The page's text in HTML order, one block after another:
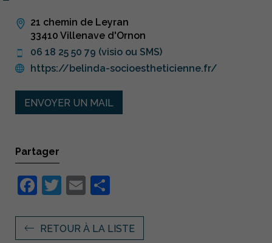
21 chemin de Leyran
33410 Villenave d'Ornon
06 18 25 50 79 (visio ou SMS)
https://belinda-socioestheticienne.fr/
ENVOYER UN MAIL
Partager
Facebook
Twitter
Email
RETOUR À LA LISTE